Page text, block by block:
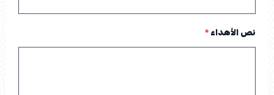
نص الأهداء*